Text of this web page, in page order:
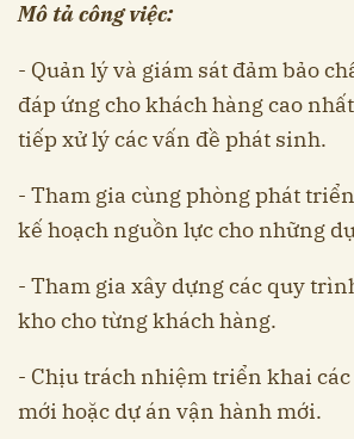
Mô tả công việc:
- Quản lý và giám sát đảm bảo
đáp ứng cho khách hàng cao
tiếp xử lý các vấn đề phát sinh.
- Tham gia cùng phòng phát
kế hoạch nguồn lực cho những
- Tham gia xây dựng các quy
kho cho từng khách hàng.
- Chịu trách nhiệm triển khai
mới hoặc dự án vận hành mới.